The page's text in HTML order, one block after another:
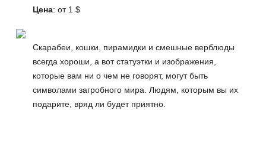
Цена: от 1 $
Скарабеи, кошки, пирамидки и смешные верблюды
всегда хороши, а вот статуэтки и изображения,
которые вам ни о чем не говорят, могут быть
символами загробного мира. Людям, которым вы их
подарите, вряд ли будет приятно.